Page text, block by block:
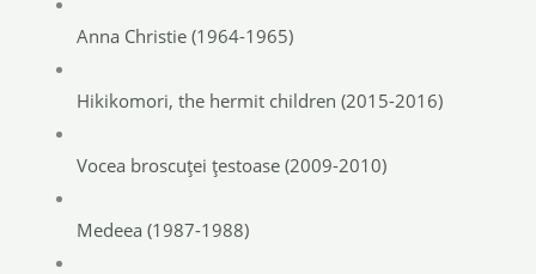
Anna Christie (1964-1965)
Hikikomori, the hermit children (2015-2016)
Vocea broscuței țestoase (2009-2010)
Medeea (1987-1988)